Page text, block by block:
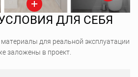
ДЛЯ СЕБЯ
для реальной эксплуатации
заложены в проект.